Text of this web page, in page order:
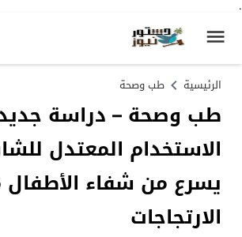
.
الرئيسية طب وصحة
طب وصحة – دراسة
الاستخدام المعتدل
يسرع من شفاء
الارتجاجات